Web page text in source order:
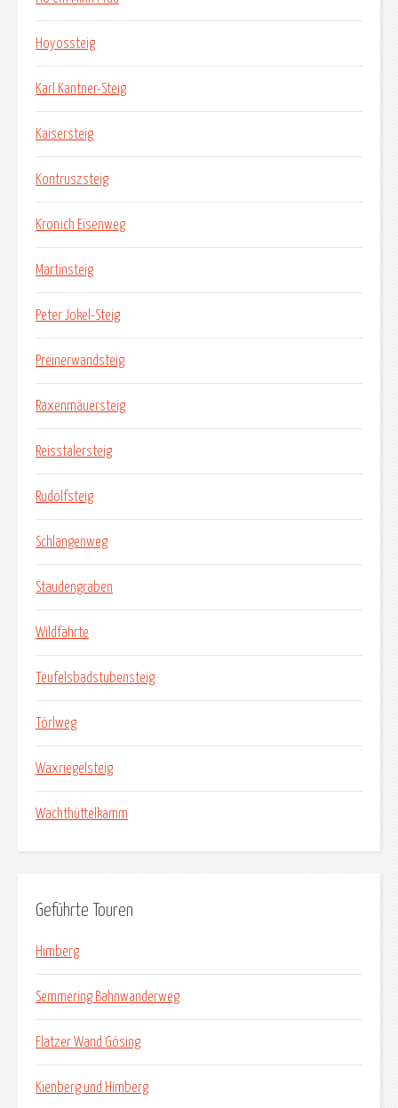
Hoyossteig
Karl Kantner-Steig
Kaisersteig
Kontruszsteig
Kronich Eisenweg
Martinsteig
Peter Jokel-Steig
Preinerwandsteig
Raxenmäuersteig
Reisstalersteig
Rudolfsteig
Schlangenweg
Staudengraben
Wildfährte
Teufelsbadstubensteig
Törlweg
Waxriegelsteig
Wachthüttelkamm
Geführte Touren
Himberg
Semmering Bahnwanderweg
Flatzer Wand Gösing
Kienberg und Himberg